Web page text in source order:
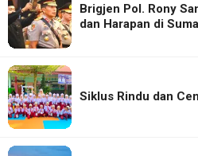
Brigjen Pol. Rony
dan Harapan di
Siklus Rindu dan